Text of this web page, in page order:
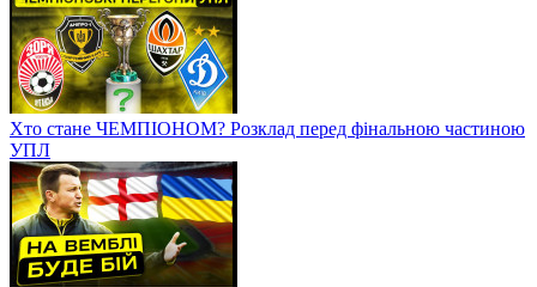
Хто стане ЧЕМПІОНОМ? Розклад перед фінальною частиною
УПЛ